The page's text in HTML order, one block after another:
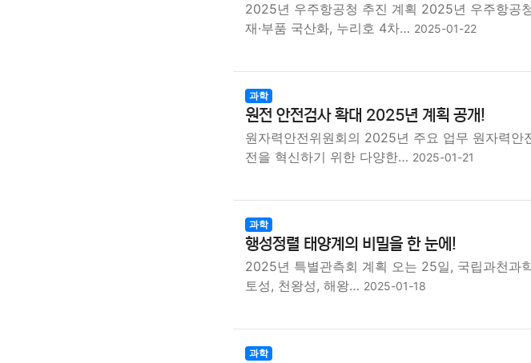
2025년 우주항공청 추진 계획 2025년 우주항공
재·부품 국산화, 누리호 4차… 2025-01-22
과학
원전 안전검사 확대 2025년 계획 공개!
원자력안전위원회의 2025년 주요 업무 원자력
전을 혁신하기 위한 다양한… 2025-01-21
과학
행성정렬 태양계의 비밀을 한 눈에!
2025년 특별관측회 계획 오는 25일, 국립과천과
토성, 천왕성, 해왕… 2025-01-18
과학